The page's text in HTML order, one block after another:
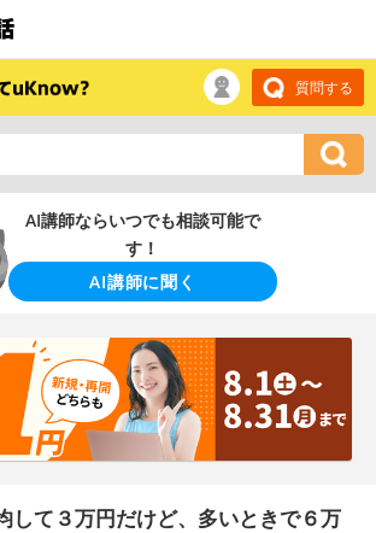
質問する
AI講師ならいつでも相談可能で
す！
AI講師に聞く
して３万円だけど、多いときで６万